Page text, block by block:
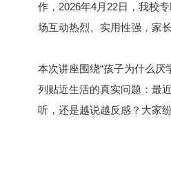
作，2026年4月22日，我校
场互动热烈、实用性强，家
本次讲座围绕“孩子为什么
列贴近生活的真实问题：最
听，还是越说越反感？大家